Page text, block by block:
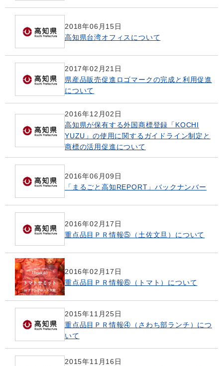
2018年06月15日
高知県台湾オフィスについて
2017年02月21日
県産品販売促進ロゴマークの完成と利用促進
について
2016年12月02日
高知県が保有する外国商標登録「KOCHI
YUZU」の使用に関するガイドライン制定と
商標の活用促進について
2016年06月09日
「まるごと高知REPORT」バックナンバー
2016年02月17日
重点品目ＰＲ情報⑤（土佐文旦）について
2016年02月17日
重点品目ＰＲ情報⑥（トマト）について
2015年11月25日
重点品目ＰＲ情報④（さわち部ランチ）につ
いて
2015年11月16日